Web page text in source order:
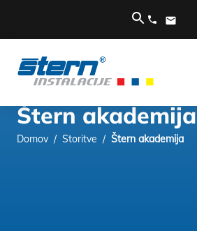
Štern akademija
Domov / Storitve / Štern akademija